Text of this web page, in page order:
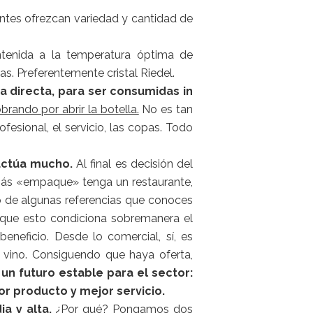
ofrezcan variedad y cantidad de
a la temperatura óptima de
Preferentemente cristal Riedel.
directa, para ser consumidas in
por abrir la botella. No es tan
el servicio, las copas. Todo
mucho. Al final es decisión del
«empaque» tenga un restaurante,
algunas referencias que conoces
esto condiciona sobremanera el
Desde lo comercial, sí, es
Consiguendo que haya oferta,
futuro estable para el sector:
producto y mejor servicio.
y alta.¿Por qué? Pongamos dos